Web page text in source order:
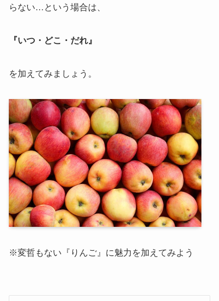
らない…という場合は、
『いつ・どこ・だれ』
を加えてみましょう。
※変哲もない『りんご』に魅力を加えてみよう